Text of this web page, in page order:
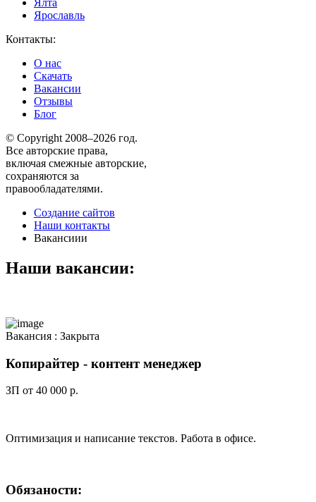
Ялта
Ярославль
Контакты:
О нас
Скачать
Вакансии
Отзывы
Блог
© Copyright 2008–2026 год.
Все авторские права,
включая смежные авторские,
сохраняются за
правообладателями.
Создание сайтов
Наши контакты
Вакансиии
Наши вакансии:
Вакансия : Закрыта
Копирайтер - контент менеджер
ЗП от 40 000 р.
Оптимизация и написание текстов. Работа в офисе.
Обязаности: